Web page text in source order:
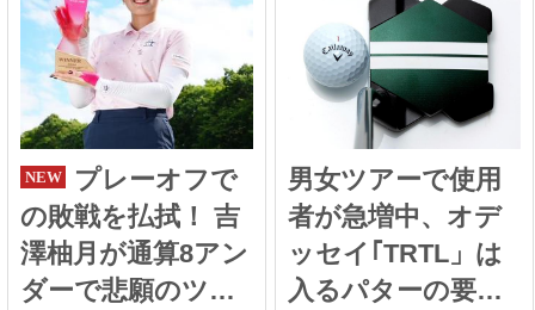
プレーオフで
の敗戦を払拭！ 吉
澤柚月が通算8アン
ダーで悲願のツア
男女ツアーで使用
者が急増中、オデ
ッセイ｢TRTL」は
入るパターの要素